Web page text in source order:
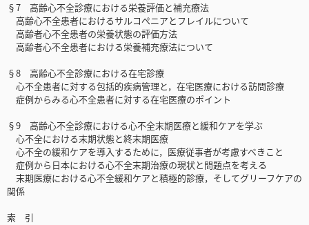
§7 高齢心不全診療における栄養評価と補充療法
高齢心不全患者におけるサルコぺニアとフレイルについて
高齢者心不全患者の栄養状態の評価方法
高齢者心不全患者における栄養補充療法について
§8 高齢心不全診療における在宅診療
心不全患者に対する包括的疾病管理と，在宅医療における訪問診療
症例からみる心不全患者に対する在宅医療のポイント
§9 高齢心不全診療における心不全末期医療と緩和ケアを学ぶ
心不全における末期状態と終末期医療
心不全の緩和ケアを導入するために，医療従事者が考慮すべきこと
症例から日本における心不全末期治療の現状と問題点を考える
末期医療における心不全緩和ケアと積極的診療，そしてグリーフケアの
関係
索 引